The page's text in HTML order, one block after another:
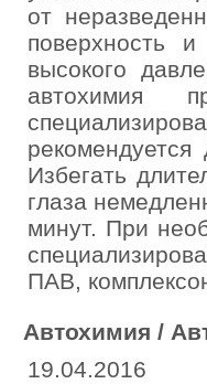
от
поверхность
высокого
автохимия
Избегать
глаза
минут. При
ПАВ,
Автохимия /
19.04.2016